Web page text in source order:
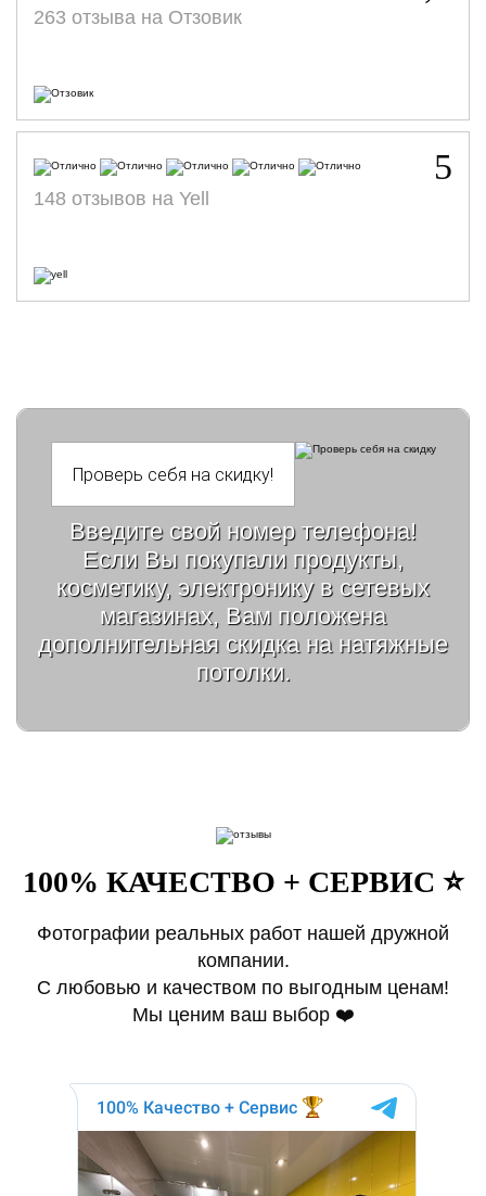
263 отзыва на Отзовик
5
148 отзывов на Yell
Введите свой номер телефона!
Если Вы покупали продукты,
косметику, электронику в сетевых
магазинах, Вам положена
дополнительная скидка на натяжные
потолки.
100% КАЧЕСТВО + СЕРВИС ⭐️
Фотографии реальных работ нашей дружной
компании.
С любовью и качеством по выгодным ценам!
Мы ценим ваш выбор ❤️